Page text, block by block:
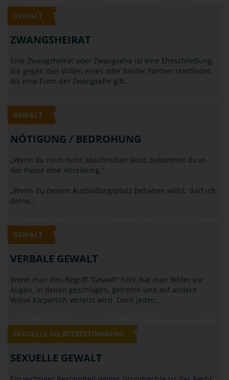
Der Begriff Stalking wird aus dem Englischen abgeleitet und
bedeutet Anpirschen. Darunter versteht man wiederholtes
Belästigen, Verfolgen, Bedrohen…
GEWALT
ZWANGSHEIRAT
Eine Zwangsheirat oder Zwangsehe ist eine Eheschließung,
die gegen den Willen eines oder beider Partner stattfindet.
Als eine Form der Zwangsehe gilt…
GEWALT
„Wenn du mich nicht abschreiben lässt, bekommst du in
„Wenn du deinen Ausbildungsplatz behalten willst, darf ich
deine…
GEWALT
VERBALE GEWALT
Wenn man den Begriff "Gewalt" hört, hat man Bilder vor
Augen, in denen geschlagen, getreten und auf andere
Weise körperlich verletzt wird. Doch jeder…
SEXUELLE SELBSTBESTIMMUNG